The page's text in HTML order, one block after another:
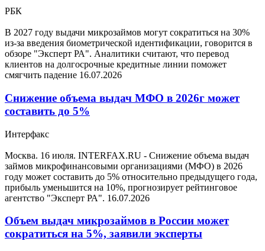
РБК
В 2027 году выдачи микрозаймов могут сократиться на 30%
из-за введения биометрической идентификации, говорится в
обзоре "Эксперт РА". Аналитики считают, что перевод
клиентов на долгосрочные кредитные линии поможет
смягчить падение 16.07.2026
Снижение объема выдач МФО в 2026г может
составить до 5%
Интерфакс
Москва. 16 июля. INTERFAX.RU - Снижение объема выдач
займов микрофинансовыми организациями (МФО) в 2026
году может составить до 5% относительно предыдущего года,
прибыль уменьшится на 10%, прогнозирует рейтинговое
агентство "Эксперт РА". 16.07.2026
Объем выдач микрозаймов в России может
сократиться на 5%, заявили эксперты